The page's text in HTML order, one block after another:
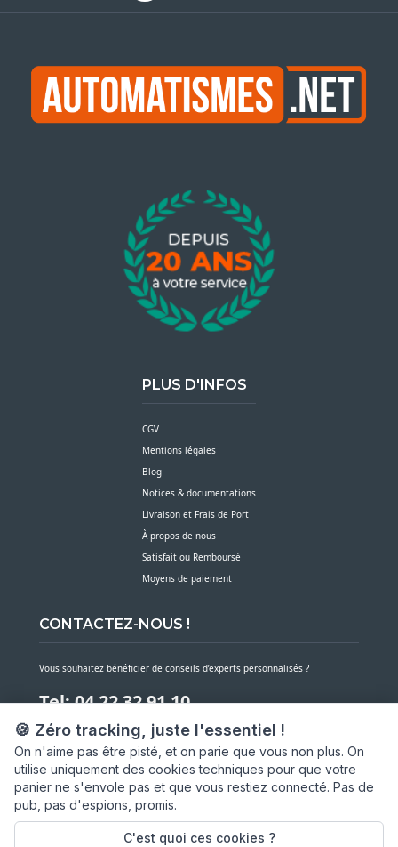
🍪 Zéro tracking, juste l'essentiel !
On n'aime pas être pisté, et on parie que vous non plus. On
utilise uniquement des cookies techniques pour que votre
panier ne s'envole pas et que vous restiez connecté. Pas de
pub, pas d'espions, promis.
C'est quoi ces cookies ?
PLUS D'INFOS
CGV
Mentions légales
Blog
Notices & documentations
Livraison et Frais de Port
À propos de nous
Satisfait ou Remboursé
Moyens de paiement
CONTACTEZ-NOUS !
Vous souhaitez bénéficier de conseils d’experts personnalisés ?
Tel: 04 22 32 91 10
Notre service client est à votre écoute du lundi au vendredi de 7h30 à 16h
NOUS CONTACTER PAR MESSAGE
SARL ASP06
66 av. Michel Jourdan
06150 CANNES LA BOCCA